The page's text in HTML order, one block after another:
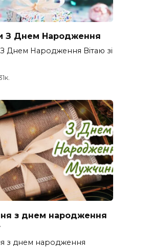
З Днем Народження
Днем Народження Вітаю зі
з днем народження
з днем народження